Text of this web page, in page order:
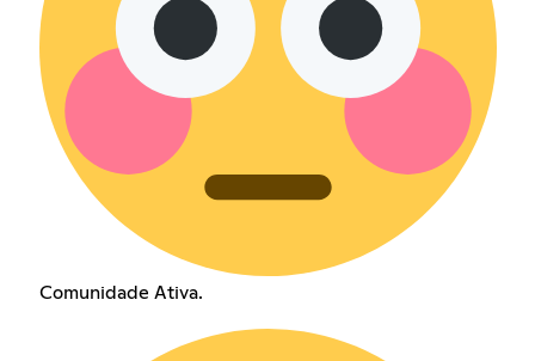
Comunidade Ativa.